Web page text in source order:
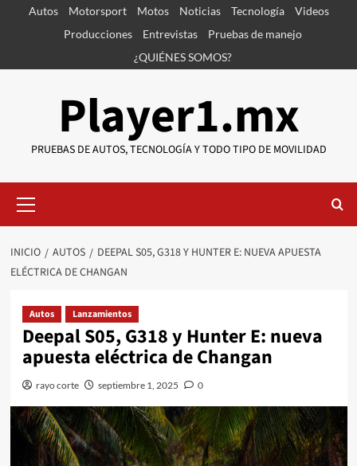
SaltarAutos Motorsport Motos Noticias Tecnología
Videos
Producciones
Entrevistas
Pruebas de manejo
¿QUIÉNES SOMOS?
Player1.mx
PRUEBAS DE AUTOS, TECNOLOGÍA Y TODO TIPO DE MOVILIDAD
primario
INICIO AUTOS
DEEPAL S05, G318 Y HUNTER E: NUEVA APUESTA
ELÉCTRICA DE CHANGAN
Autos Lanzamientos
Deepal S05, G318 y Hunter E: nueva
apuesta eléctrica de Changan
rayo corte septiembre 1, 2025 0